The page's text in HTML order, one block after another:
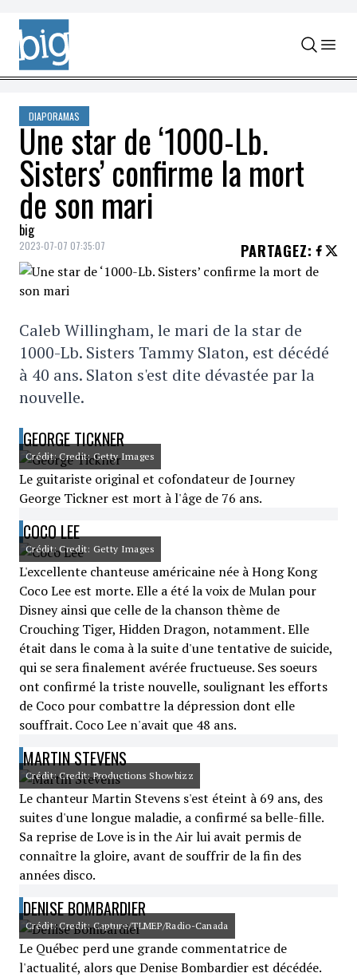
Skip to content
DIAPORAMAS
Une star de ‘1000-Lb.
Sisters’ confirme la mort
de son mari
big
2023-07-07 07:35:07 PARTAGEZ:
Caleb Willingham, le mari de la star de
1000-Lb. Sisters Tammy Slaton, est décédé
à 40 ans. Slaton s'est dite dévastée par la
nouvelle.
GEORGE TICKNER
Crédit: Credit: Getty Images
Le guitariste original et cofondateur de Journey
George Tickner est mort à l'âge de 76 ans.
COCO LEE
Crédit: Credit: Getty Images
L'excellente chanteuse américaine née à Hong Kong
Coco Lee est morte. Elle a été la voix de Mulan pour
Disney ainsi que celle de la chanson thème de
Crouching Tiger, Hidden Dragon, notamment. Elle
était dans le coma à la suite d'une tentative de suicide,
qui se sera finalement avérée fructueuse. Ses soeurs
ont confirmé la triste nouvelle, soulignant les efforts
de Coco pour combattre la dépression dont elle
souffrait. Coco Lee n'avait que 48 ans.
MARTIN STEVENS
Crédit: Credit: Productions Showbizz
Le chanteur Martin Stevens s'est éteint à 69 ans, des
suites d'une longue maladie, a confirmé sa belle-fille.
Sa reprise de Love is in the Air lui avait permis de
connaître la gloire, avant de souffrir de la fin des
années disco.
DENISE BOMBARDIER
Crédit: Credit: Capture/TLMEP/Radio-Canada
Le Québec perd une grande commentatrice de
l'actualité, alors que Denise Bombardier est décédée.